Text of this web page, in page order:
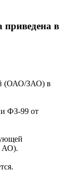
в
(ОАО/ЗАО) в
ФЗ-99 от
АО).